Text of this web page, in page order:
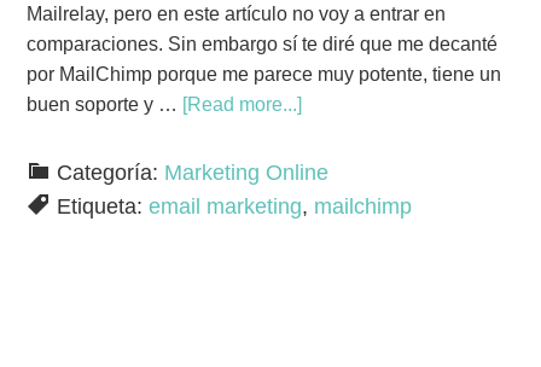
Mailrelay, pero en este artículo no voy a entrar en
comparaciones. Sin embargo sí te diré que me decanté
por MailChimp porque me parece muy potente, tiene un
buen soporte y … [Read more...]
Categoría: Marketing Online
Etiqueta:email marketing, mailchimp